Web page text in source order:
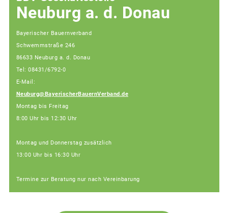
Neuburg a. d. Donau
Bayerischer Bauernverband
Schwemmstraße 246
86633 Neuburg a. d. Donau
Tel: 08431/6792-0
E-Mail:
Neuburg@BayerischerBauernVerband.de
Montag bis Freitag
8:00 Uhr bis 12:30 Uhr
Montag und Donnerstag zusätzlich
13:00 Uhr bis 16:30 Uhr
Termine zur Beratung nur nach Vereinbarung